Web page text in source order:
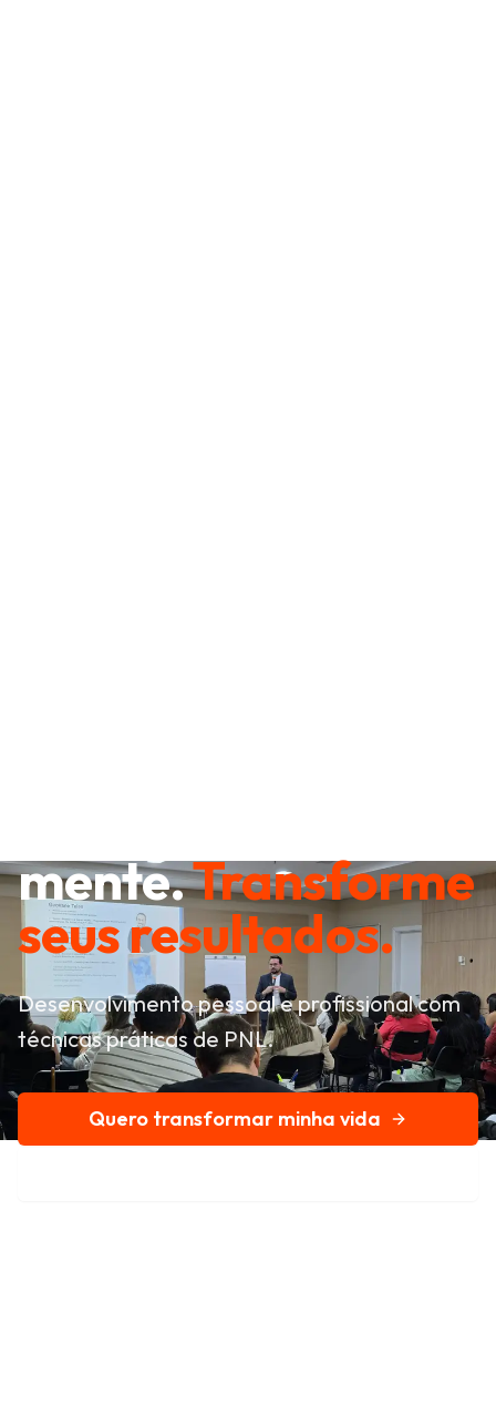
mente.Transforme
seus resultados.
Desenvolvimento pessoal e profissional com
técnicas práticas de PNL.
Quero transformar minha vida